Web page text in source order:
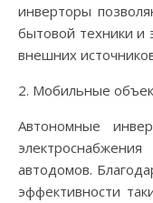
инверторы
бытовой техники и
внешних
2. Мобильные
Автономные
автодомов.
эффективности